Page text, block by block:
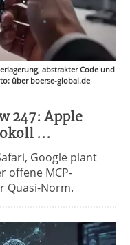
abstrakter Code und
über boerse-global.de
247: Apple
...
Google plant
offene MCP-
Quasi-Norm.